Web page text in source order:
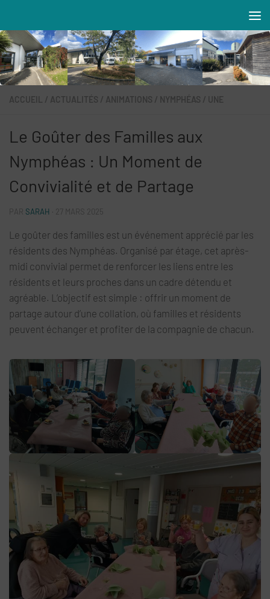
Résidences MAREVA
ACCUEIL / ACTUALITÉS / ANIMATIONS / NYMPHÉAS / UNE
Le Goûter des Familles aux
Nymphéas : Un Moment de
Convivialité et de Partage
SARAH 27 MARS 2025
Le goûter des familles est un événement apprécié par les
résidents des Nymphéas. Organisé par étage, cet après-
midi convivial permet de renforcer les liens entre les
résidents et leurs proches dans un cadre détendu et
agréable. L’objectif est simple : offrir un moment de
partage autour d’une collation, où familles et résidents
peuvent échanger et profiter de la compagnie de chacun.